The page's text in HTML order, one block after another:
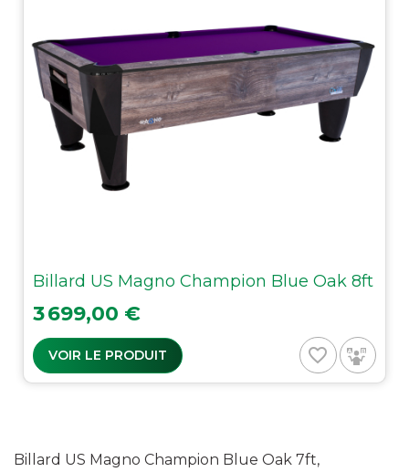
Billard US Magno Champion Blue Oak 8ft
Prix
3 699,00 €
VOIR LE PRODUIT favorite_border
Billard US Magno Champion Blue Oak 7ft,